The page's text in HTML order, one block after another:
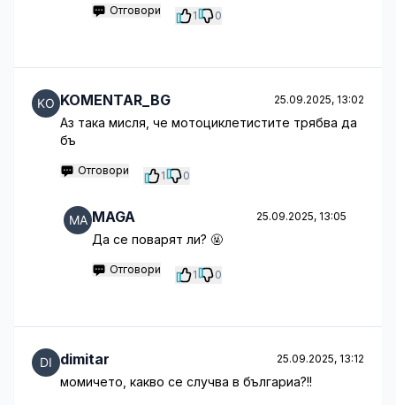
Отговори 1 0
KOMENTAR_BG 25.09.2025, 13:02
Аз така мисля, че мотоциклетистите трябва да
бъ
Отговори 1 0
MAGA 25.09.2025, 13:05
Да се поварят ли? 🤬
Отговори 1 0
dimitar 25.09.2025, 13:12
момичето, какво се случва в българиа?!!